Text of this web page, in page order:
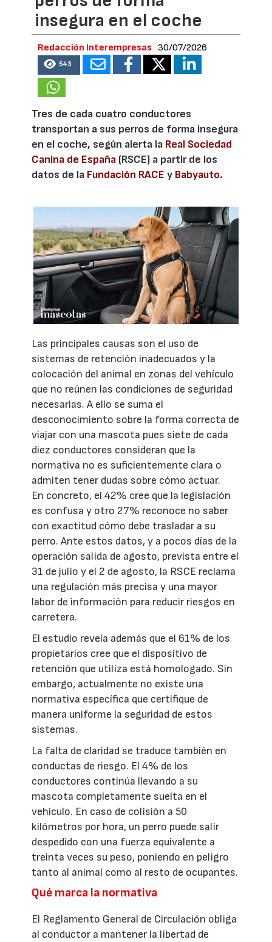
insegura en el coche
Redacción Interempresas 30/07/2026
543
Tres de cada cuatro conductores
transportan a sus perros de forma insegura
en el coche, según alerta la Real Sociedad
Canina de España (RSCE) a partir de los
datos de la Fundación RACE y Babyauto.
Las principales causas son el uso de
sistemas de retención inadecuados y la
colocación del animal en zonas del vehículo
que no reúnen las condiciones de seguridad
necesarias. A ello se suma el
desconocimiento sobre la forma correcta de
viajar con una mascota pues siete de cada
diez conductores consideran que la
normativa no es suficientemente clara o
admiten tener dudas sobre cómo actuar.
En concreto, el 42% cree que la legislación
es confusa y otro 27% reconoce no saber
con exactitud cómo debe trasladar a su
perro. Ante estos datos, y a pocos días de la
operación salida de agosto, prevista entre el
31 de julio y el 2 de agosto, la RSCE reclama
una regulación más precisa y una mayor
labor de información para reducir riesgos en
carretera.
El estudio revela además que el 61% de los
propietarios cree que el dispositivo de
retención que utiliza está homologado. Sin
embargo, actualmente no existe una
normativa específica que certifique de
manera uniforme la seguridad de estos
sistemas.
La falta de claridad se traduce también en
conductas de riesgo. El 4% de los
conductores continúa llevando a su
mascota completamente suelta en el
vehículo. En caso de colisión a 50
kilómetros por hora, un perro puede salir
despedido con una fuerza equivalente a
treinta veces su peso, poniendo en peligro
tanto al animal como al resto de ocupantes.
Qué marca la normativa
El Reglamento General de Circulación obliga
al conductor a mantener la libertad de